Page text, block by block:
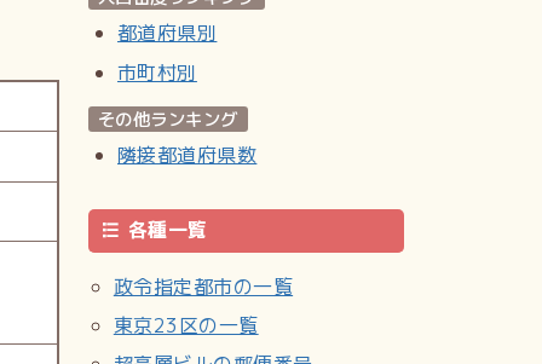
都道府県別
市町村別
その他ランキング
隣接都道府県数
各種一覧
政令指定都市の一覧
東京23区の一覧